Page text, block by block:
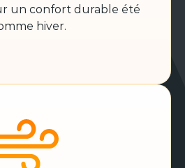
un confort durable été
hiver.